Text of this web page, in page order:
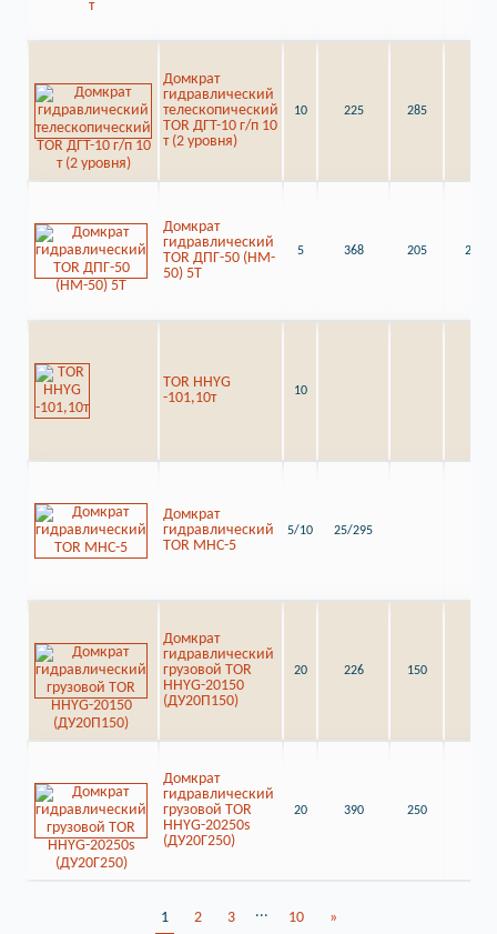
Домкрат
гидравлический
телескопический
TOR ДГТ-10 г/п 10
т (2 уровня)
10 225 285
Домкрат
гидравлический
TOR ДПГ-50 (HM-
50) 5T
5 368 205 25
TOR HHYG
-101,10т
10
Домкрат
гидравлический
TOR MHC-5
5/10 25/295
Домкрат
гидравлический
грузовой TOR
HHYG-20150
(ДУ20П150)
20 226 150
Домкрат
гидравлический
грузовой TOR
HHYG-20250s
(ДУ20Г250)
20 390 250
1 2 3 ... 10 »